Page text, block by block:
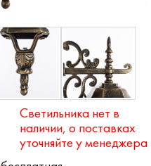
Светильника нет в
наличии, о поставках
уточняйте у менеджера